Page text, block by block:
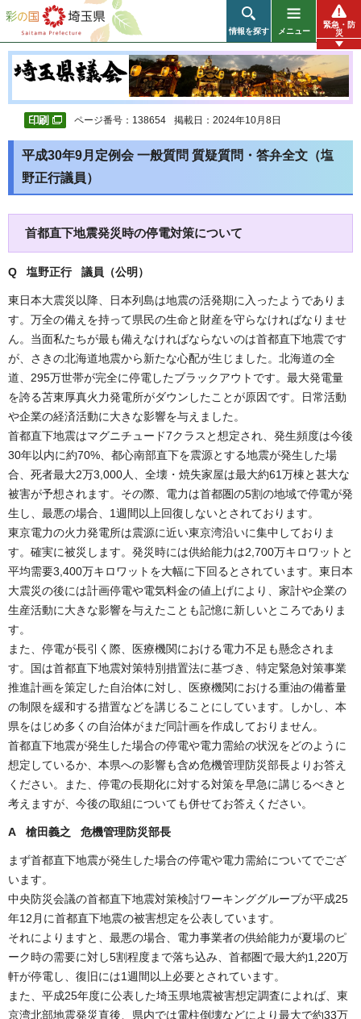
彩の国 埼玉県
情報を探す メニュー
緊急・防
災
ページ番号：138654 掲載日：2024年10月8日
平成30年9月定例会 一般質問 質疑質問・答弁全文（塩
野正行議員）
首都直下地震発災時の停電対策について
Q 塩野正行 議員（公明 ）
東日本大震災以降、日本列島は地震の活発期に入ったようでありま
す。万全の備えを持って県民の生命と財産を守らなければなりませ
ん。当面私たちが最も備えなければならないのは首都直下地震です
が、さきの北海道地震から新たな心配が生じました。北海道の全
道、295万世帯が完全に停電したブラックアウトです。最大発電量
を誇る苫東厚真火力発電所がダウンしたことが原因です。日常活動
や企業の経済活動に大きな影響を与えました。
首都直下地震はマグニチュード7クラスと想定され、発生頻度は今後
30年以内に約70%、都心南部直下を震源とする地震が発生した場
合、死者最大2万3,000人、全壊・焼失家屋は最大約61万棟と甚大な
被害が予想されます。その際、電力は首都圏の5割の地域で停電が発
生し、最悪の場合、1週間以上回復しないとされております。
東京電力の火力発電所は震源に近い東京湾沿いに集中しておりま
す。確実に被災します。発災時には供給能力は2,700万キロワットと
平均需要3,400万キロワットを大幅に下回るとされています。東日本
大震災の後には計画停電や電気料金の値上げにより、家計や企業の
生産活動に大きな影響を与えたことも記憶に新しいところでありま
す。
また、停電が長引く際、医療機関における電力不足も懸念されま
す。国は首都直下地震対策特別措置法に基づき、特定緊急対策事業
推進計画を策定した自治体に対し、医療機関における重油の備蓄量
の制限を緩和する措置などを講じることにしています。しかし、本
県をはじめ多くの自治体がまだ同計画を作成しておりません。
首都直下地震が発生した場合の停電や電力需給の状況をどのように
想定しているか、本県への影響も含め危機管理防災部長よりお答え
ください。また、停電の長期化に対する対策を早急に講じるべきと
考えますが、今後の取組についても併せてお答えください。
A 槍田義之 危機管理防災部長
まず首都直下地震が発生した場合の停電や電力需給についてでござ
います。
中央防災会議の首都直下地震対策検討ワーキンググループが平成25
年12月に首都直下地震の被害想定を公表しています。
それによりますと、最悪の場合、電力事業者の供給能力が夏場のピ
ーク時の需要に対し5割程度まで落ち込み、首都圏で最大約1,220万
軒が停電し、復旧には1週間以上必要とされています。
また、平成25年度に公表した埼玉県地震被害想定調査によれば、東
京湾北部地震発災直後、県内では電柱倒壊などにより最大で約33万